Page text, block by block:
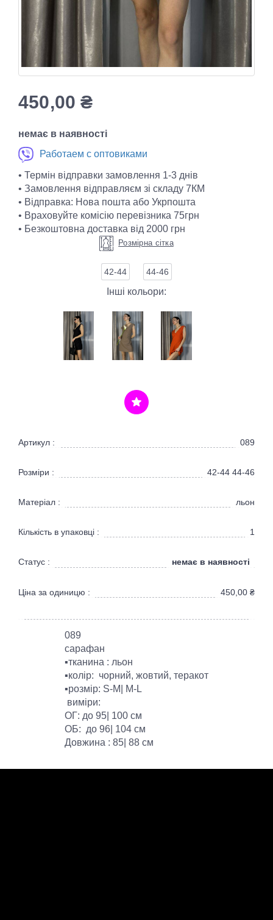
450,00₴
немає в наявності
Работаем с оптовиками
• Термін відправки замовлення 1-3 днів
• Замовлення відправляєм зі складу 7КМ
• Відправка: Нова пошта або Укрпошта
• Враховуйте комісію перевізника 75грн
• Безкоштовна доставка від 2000 грн
Розмірна сітка
42-44 44-46
Інші кольори:
Артикул : 089
Розміри : 42-44 44-46
Матеріал : льон
Кількість в упаковці : 1
Статус : немає в наявності
Ціна за одиницю : 450,00 ₴
089
сарафан
▪️тканина : льон
▪️колір: чорний, жовтий, теракот
▪️розмір: S-M| M-L
виміри:
ОГ: до 95| 100 см
ОБ: до 96| 104 см
Довжина : 85| 88 см